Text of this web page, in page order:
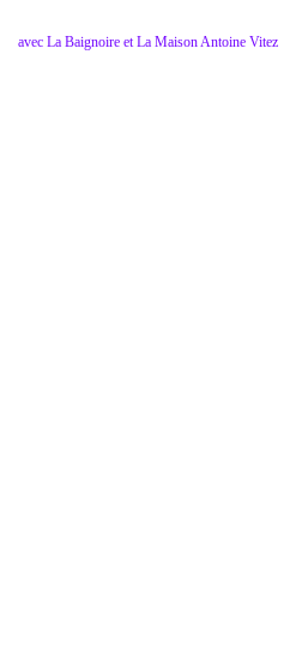
avec La Baignoire et La Maison Antoine Vitez